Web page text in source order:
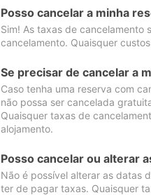
Posso cancelar a minha
Sim! As taxas de cancelamento
cancelamento. Quaisquer
Se precisar de cancelar a
Caso tenha uma reserva com
não possa ser cancelada
Quaisquer taxas de
alojamento.
Posso cancelar ou alterar
Não é possível alterar as datas
ter de pagar taxas. Quaisquer